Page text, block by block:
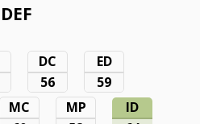
DEF
DC
56
ED
59
MC
MP
ID